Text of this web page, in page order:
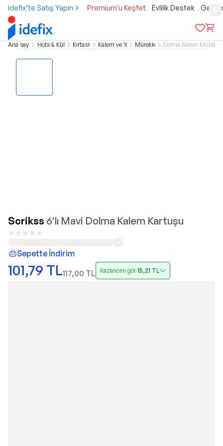
idefix’te Satış Yapın Premium'u Keşfet Evlilik Destek
Ana sayfa Hobi & Kültür Kırtasiye Kalem ve Yazı Mürekkep Dolma Kalem
Scrikss 6'lı Mavi Dolma Kalem Kartuşu
Sepette İndirim
101,79 TL117,00 TL Kazancını gör15,21 TL